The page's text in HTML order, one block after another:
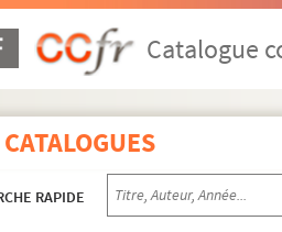
Catalogue
RAPIDE